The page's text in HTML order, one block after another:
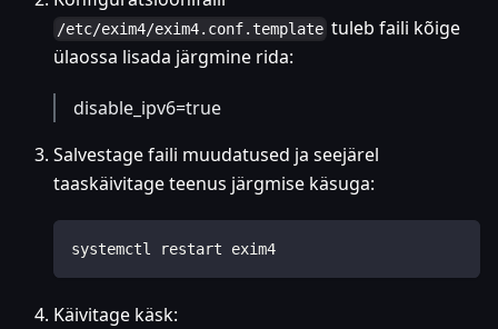
/etc/exim4/exim4.conf.template tuleb faili kõige
ülaossa lisada järgmine rida:
disable_ipv6=true
Salvestage faili muudatused ja seejärel
taaskäivitage teenus järgmise käsuga:
systemctl restart exim4
Käivitage käsk: